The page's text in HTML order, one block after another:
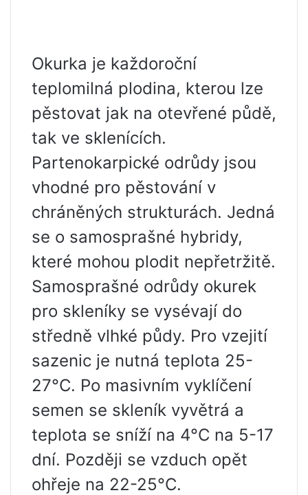
Okurka je každoroční
teplomilná plodina, kterou lze
pěstovat jak na otevřené půdě,
tak ve sklenících.
Partenokarpické odrůdy jsou
vhodné pro pěstování v
chráněných strukturách. Jedná
se o samosprašné hybridy,
které mohou plodit nepřetržitě.
Samosprašné odrůdy okurek
pro skleníky se vysévají do
středně vlhké půdy. Pro vzejití
sazenic je nutná teplota 25-
27°C. Po masivním vyklíčení
semen se skleník vyvětrá a
teplota se sníží na 4°C na 5-17
dní. Později se vzduch opět
ohřeje na 22-25°C.